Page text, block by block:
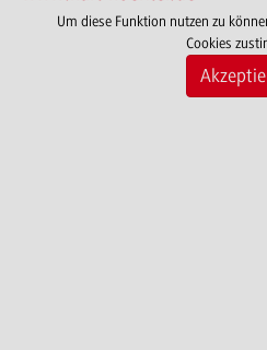
Um diese Funktion nutzen zu
Cookies